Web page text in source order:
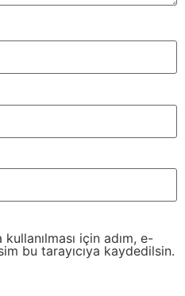
için adım, e-
bu tarayıcıya kaydedilsin.